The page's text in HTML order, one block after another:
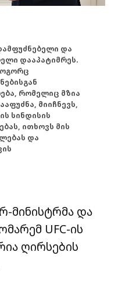
და
დააპატიმრეს.
რომელიც მზია
მიიჩნევს,
სინდისის
ითხოვს მის
და
მინისტრმა და
UFC-ის
ღირსების